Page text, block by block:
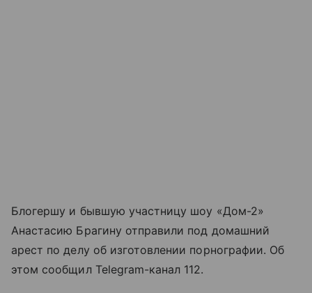
Блогершу и бывшую участницу шоу «Дом-2»
Анастасию Брагину отправили под домашний
арест по делу об изготовлении порнографии. Об
этом сообщил Telegram-канал 112.